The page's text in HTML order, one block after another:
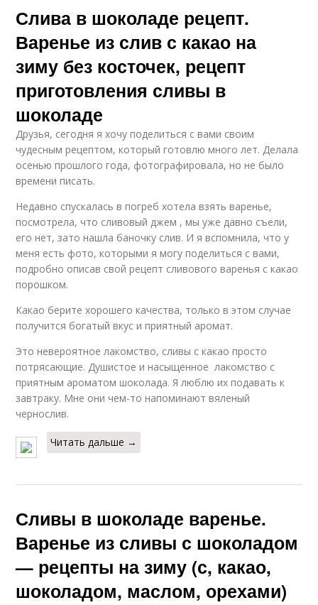
Слива в шоколаде рецепт.
Варенье из слив с какао на
зиму без косточек, рецепт
приготовления сливы в
шоколаде
Друзья, сегодня я хочу поделиться с вами своим
чудесным рецептом, который готовлю много лет. Делала
осенью прошлого года, фотографировала, но не было
времени писать.
Недавно спускалась в погреб хотела взять варенье,
посмотрела, что сливовый джем , мы уже давно съели,
его нет, зато нашла баночку слив. И я вспомнила, что у
меня есть фото, которыми я могу поделиться с вами,
подробно описав свой рецепт сливового варенья с какао
порошком.
Какао берите хорошего качества, только в этом случае
получится богатый вкус и приятный аромат.
Это невероятное лакомство, сливы с какао просто
потрясающие. Душистое и насыщенное лакомство с
приятным ароматом шоколада. Я люблю их подавать к
завтраку. Мне они чем-то напоминают вяленый
чернослив.
Читать дальше →
Сливы в шоколаде варенье.
Варенье из сливы с шоколадом
— рецепты на зиму (с, какао,
шоколадом, маслом, орехами)